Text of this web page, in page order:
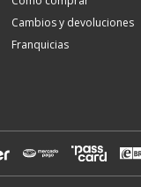
Cambios y devoluciones
Franquicias